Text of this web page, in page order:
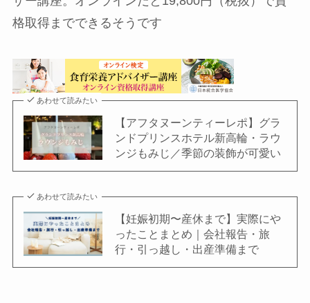
格取得までできるそうです
あわせて読みたい
【アフタヌーンティーレポ】グラ
ンドプリンスホテル新高輪・ラウ
ンジもみじ／季節の装飾が可愛い
あわせて読みたい
【妊娠初期〜産休まで】実際にや
ったことまとめ｜会社報告・旅
行・引っ越し・出産準備まで